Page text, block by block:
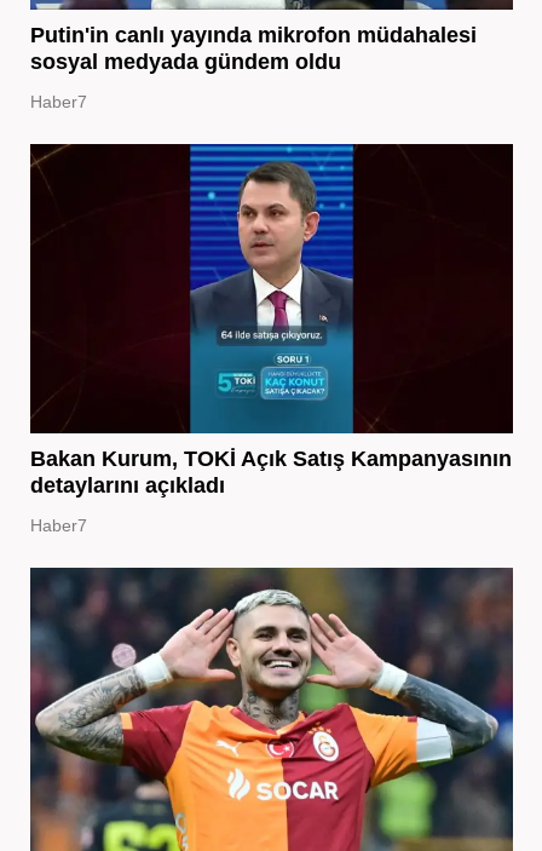
Putin'in canlı yayında mikrofon müdahalesi
sosyal medyada gündem oldu
Haber7
Bakan Kurum, TOKİ Açık Satış Kampanyasının
detaylarını açıkladı
Haber7